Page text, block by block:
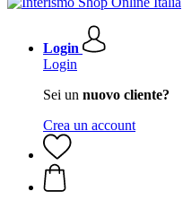
Login
Login
Sei un nuovo cliente?
Crea un account